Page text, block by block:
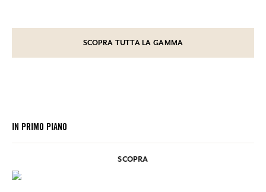
SCOPRA TUTTA LA GAMMA
IN PRIMO PIANO
SCOPRA